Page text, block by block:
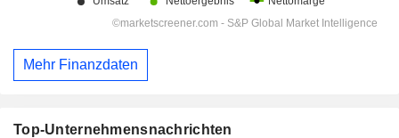
Mehr Finanzdaten
Top-Unternehmensnachrichten